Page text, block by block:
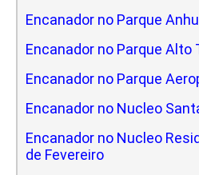
Encanador no Parque
Encanador no Parque Alto
Encanador no Parque
Encanador no Nucleo
Encanador no Nucleo
de Fevereiro